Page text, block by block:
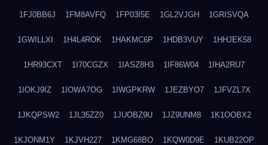
1FJ0BB6J 1FM8AVFQ 1FP03I5E 1GL2VJGH 1GRISVQA
1GWILLXI 1H4L4ROK 1HAKMC6P 1HDB3VUY 1HHJEK58
1HR93CXT 1I70CGZX 1IASZ8H3 1IF86W04 1IHA2RU7
1IOKJ9IZ 1IOWA7OG 1IWGPKRW 1JEZBYO7 1JFVZL7X
1JKQPSW2 1JL35ZZ0 1JUOBZ9U 1JZ9UNM8 1K1OOBX2
1KJONM1Y 1KJVH227 1KMG68BO 1KQW0D9E 1KUB22OP